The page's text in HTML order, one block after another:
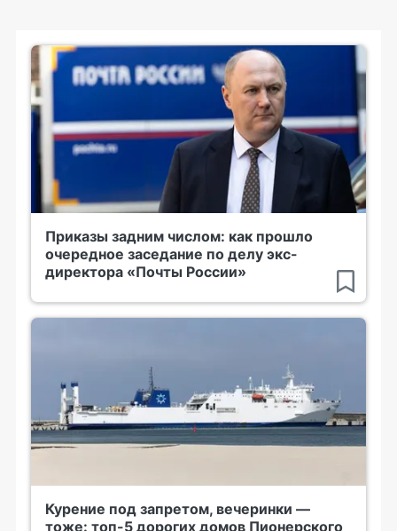
Приказы задним числом: как прошло
очередное заседание по делу экс-
директора «Почты России»
Курение под запретом, вечеринки —
тоже: топ-5 дорогих домов Пионерского